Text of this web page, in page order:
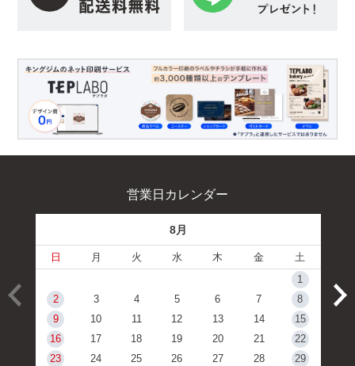
営業日カレンダー
8月
日 月 火 水 木 金
土
1
2
3 4 5 6 7
8
9
10 11 12 13 14
15
16
17 18 19 20 21
22
23
24 25 26 27 28
29